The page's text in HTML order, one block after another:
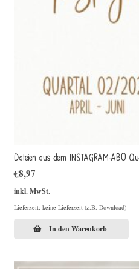
Dateien aus dem INSTAGRAM-ABO
€8,97
inkl. MwSt.
Lieferzeit: keine Lieferzeit (z.B. Download)
In den Warenkorb